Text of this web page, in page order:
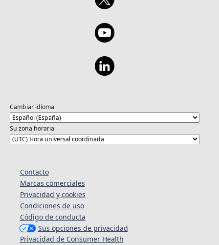
Cambiar idioma
Su zona horaria
Contacto
Marcas comerciales
Privacidad y cookies
Condiciones de uso
Código de conducta
Sus opciones de privacidad
Privacidad de Consumer Health